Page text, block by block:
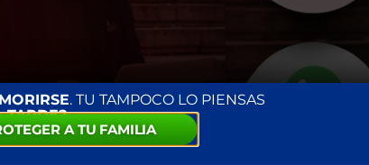
. TU TAMPOCO LO PIENSAS
TARDE?
A TU FAMILIA